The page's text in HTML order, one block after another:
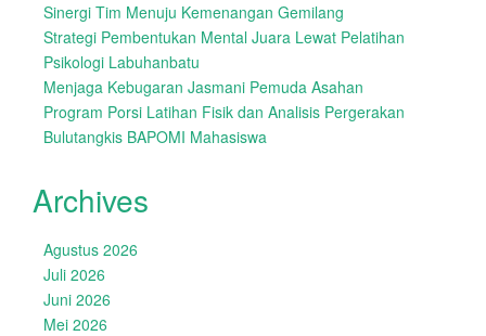
Sinergi Tim Menuju Kemenangan Gemilang
Strategi Pembentukan Mental Juara Lewat Pelatihan
Psikologi Labuhanbatu
Menjaga Kebugaran Jasmani Pemuda Asahan
Program Porsi Latihan Fisik dan Analisis Pergerakan
Bulutangkis BAPOMI Mahasiswa
Archives
Agustus 2026
Juli 2026
Juni 2026
Mei 2026